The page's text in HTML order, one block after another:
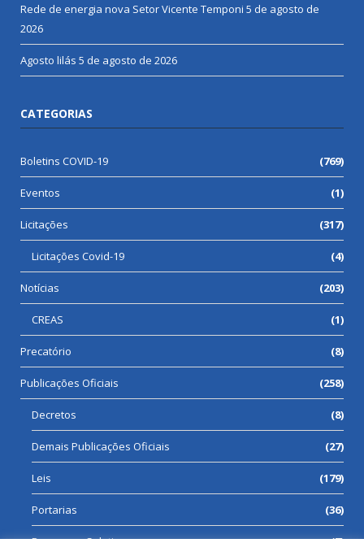
Rede de energia nova Setor Vicente Temponi 5 de agosto de
2026
Agosto lilás 5 de agosto de 2026
CATEGORIAS
Boletins COVID-19 (769)
Eventos (1)
Licitações (317)
Licitações Covid-19 (4)
Notícias (203)
CREAS (1)
Precatório (8)
Publicações Oficiais (258)
Decretos (8)
Demais Publicações Oficiais (27)
Leis (179)
Portarias (36)
Processos Seletivos (7)